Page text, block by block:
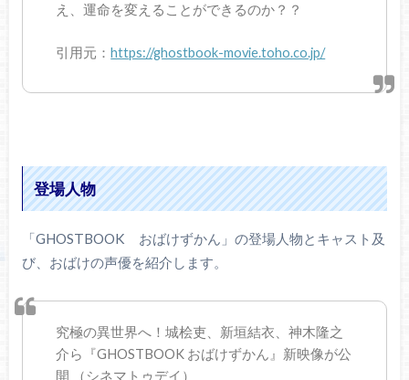
え、運命を変えることができるのか？？
引用元：https://ghostbook-movie.toho.co.jp/
登場人物
「GHOSTBOOK おばけずかん」の登場人物とキャスト及
び、おばけの声優を紹介します。
究極の異世界へ！城桧吏、新垣結衣、神木隆之
介ら『GHOSTBOOK おばけずかん』新映像が公
開 （シネマトゥデイ）